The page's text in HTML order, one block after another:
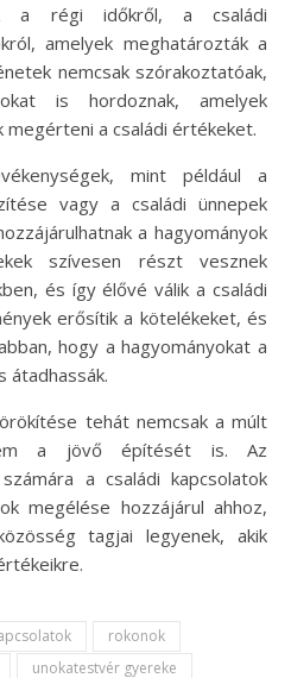
a régi időkről, a családi
amelyek meghatározták a
nemcsak szórakoztatóak,
is hordoznak, amelyek
a családi értékeket.
mint például a
vagy a családi ünnepek
a hagyományok
szívesen részt vesznek
és így élővé válik a családi
erősítik a kötelékeket, és
hogy a hagyományokat a
átadhassák.
tehát nemcsak a múlt
a jövő építését is. Az
a családi kapcsolatok
megélése hozzájárul ahhoz,
tagjai legyenek, akik
rokonok
unokatestvér gyereke